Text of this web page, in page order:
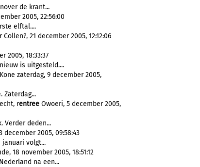
de krant...
2005, 22:56:00
elftal....
21 december 2005, 12:12:06
2005, 18:33:37
is uitgesteld....
zaterdag, 9 december 2005,
Zaterdag...
rentree Owoeri, 5 december 2005,
Verder deden...
2005, 09:58:43
januari volgt...
18 november 2005, 18:51:12
na een...